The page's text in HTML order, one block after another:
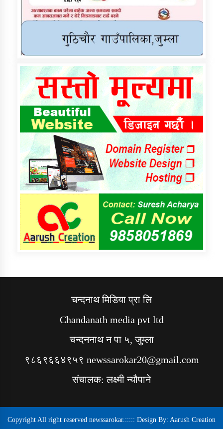
चन्दनाथ मिडिया प्रा लि
Chandanath media pvt ltd
चन्दननाथ न पा ५, जुम्ला
९८६९६६४९५९ newssarokar20@gmail.com
संचालक: लक्ष्मी न्यौपाने
Copyright All right reserved newssarokar.::::: Design By: Aarush Creation